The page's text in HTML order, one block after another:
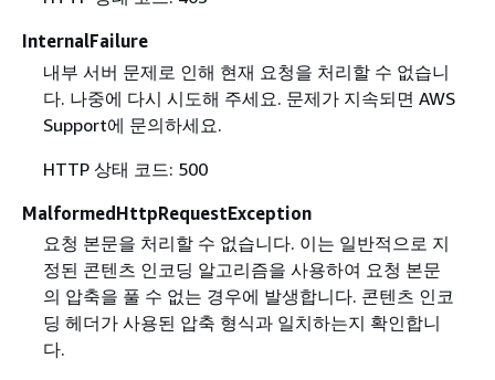
InternalFailure
내부 서버 문제로 인해 현재 요청을 처리할 수 없습니
다. 나중에 다시 시도해 주세요. 문제가 지속되면 AWS
Support에 문의하세요.
HTTP 상태 코드: 500
MalformedHttpRequestException
요청 본문을 처리할 수 없습니다. 이는 일반적으로 지
정된 콘텐츠 인코딩 알고리즘을 사용하여 요청 본문
의 압축을 풀 수 없는 경우에 발생합니다. 콘텐츠 인코
딩 헤더가 사용된 압축 형식과 일치하는지 확인합니
다.